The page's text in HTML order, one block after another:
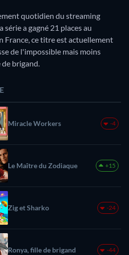
quotidien du streaming
a gagné 21 places au
France, ce titre est actuellement
de l'impossible mais moins
brigand.
Miracle Workers -4
Le Maître du Zodiaque +15
Zig et Sharko -24
Ronya, fille de brigand -44